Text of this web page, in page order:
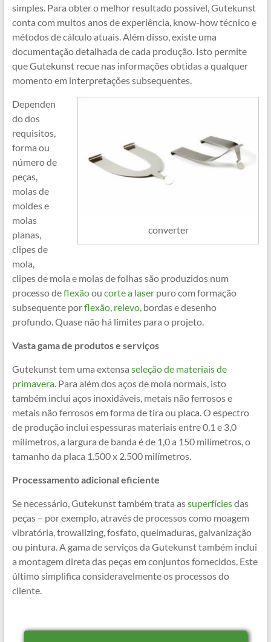
simples. Para obter o melhor resultado possível, Gutekunst
conta com muitos anos de experiência, know-how técnico e
métodos de cálculo atuais. Além disso, existe uma
documentação detalhada de cada produção. Isto permite
que Gutekunst recue nas informações obtidas a qualquer
momento em interpretações subsequentes.
converter
Dependen
do dos
requisitos,
forma ou
número de
peças,
molas de
moldes e
molas
planas,
clipes de
mola,
clipes de mola e molas de folhas são produzidos num
processo deflexãoou corte a laserpuro com formação
subsequente porflexão, relevo,bordas e desenho
profundo. Quase não há limites para o projeto.
Vasta gama de produtos e serviços
Gutekunst tem uma extensa seleção de materiais de
primavera.Para além dos aços de mola normais, isto
também inclui aços inoxidáveis, metais não ferrosos e
metais não ferrosos em forma de tira ou placa. O espectro
de produção inclui espessuras materiais entre 0,1 e 3,0
milímetros, a largura de banda é de 1,0 a 150 milímetros, o
tamanho da placa 1.500 x 2.500 milímetros.
Processamento adicional eficiente
Se necessário, Gutekunst também trata assuperfíciesdas
peças – por exemplo, através de processos como moagem
vibratória, trowalizing, fosfato, queimaduras, galvanização
ou pintura. A gama de serviços da Gutekunst também inclui
a montagem direta das peças em conjuntos fornecidos. Este
último simplifica consideravelmente os processos do
cliente.